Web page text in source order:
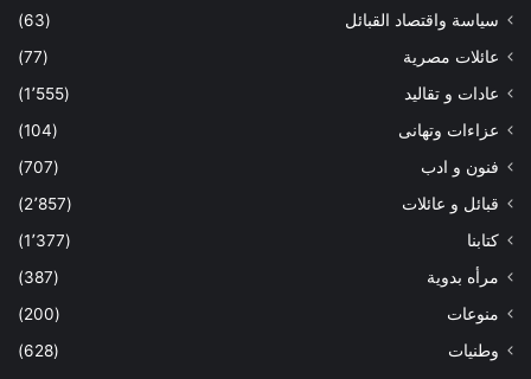
سياسة واقتصاد القبائل
(63)
عائلات مصرية
(77)
عادات و تقاليد
(1٬555)
عزاءات وتهانى
(104)
فنون و ادب
(707)
قبائل و عائلات
(2٬857)
كتابنا
(1٬377)
مرأه بدوية
(387)
منوعات
(200)
وطنيات
(628)